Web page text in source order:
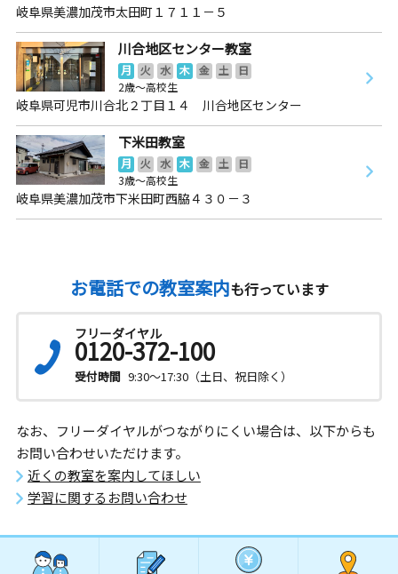
岐阜県美濃加茂市太田町１７１１－５
川合地区センター教室
月 火 水 木 金 土
日
2歳～高校生
岐阜県可児市川合北２丁目１４ 川合地区センター
下米田教室
月 火 水 木 金 土
日
3歳～高校生
岐阜県美濃加茂市下米田町西脇４３０－３
お電話での教室案内も行っています
フリーダイヤル
0120-372-100
受付時間 9:30～17:30（土日、祝日除く）
なお、フリーダイヤルがつながりにくい場合は、以下からも
お問い合わせいただけます。
近くの教室を案内してほしい
学習に関するお問い合わせ